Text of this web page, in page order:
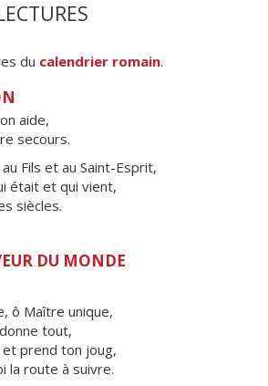
du calendrier romain.
aide,
secours.
Fils et au Saint-Esprit,
était et qui vient,
siècles.
DU MONDE
ô Maître unique,
tout,
prend ton joug,
la route à suivre.